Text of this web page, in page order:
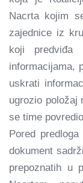
Nacrta kojim
zajednice iz
koji predviđa
informacijama,
uskrati
ugrozio položaj
se time
Pored
dokument
prepoznatih u